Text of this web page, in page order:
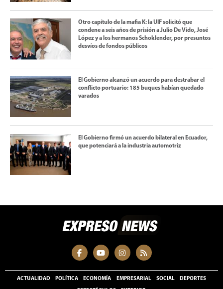
Otro capítulo de la mafia K: la UIF solicitó que
condene a seis años de prisión a Julio De Vido, José
López y a los hermanos Schoklender, por presuntos
desvíos de fondos públicos
El Gobierno alcanzó un acuerdo para destrabar el
conflicto portuario: 185 buques habían quedado
varados
El Gobierno firmó un acuerdo bilateral en Ecuador,
que potenciará a la industria automotriz
ACTUALIDAD POLÍTICA ECONOMÍA EMPRESARIAL SOCIAL DEPORTES